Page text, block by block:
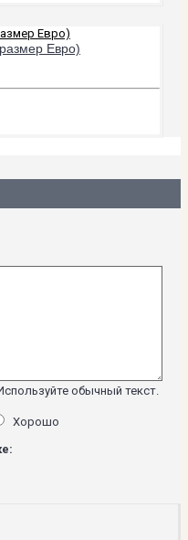
Евро)
обычный текст.
Хорошо